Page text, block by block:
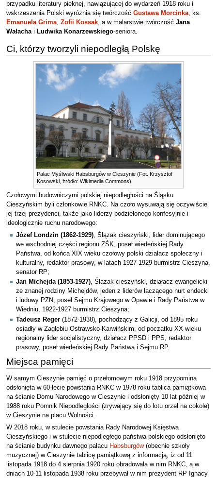
przypadku literatury pięknej, nawiązującej do wydarzeń 1918 roku i
wskrzeszenia Polski wyróżnia się twórczość Gustawa Morcinka, ks.
Emanuela Grima, Zofii Kossak, a w malarstwie twórczość Jana
Wałachai Ludwika Konarzewskiego-seniora.
Ci, którzy tworzyli niepodległą Polskę
Pałac Myśliwski Habsburgów w Cieszynie (Fot. Krzysztof
Kosowski, źródło: Wikimedia Commons)
Czołowymi budowniczymi polskiej niepodległości na Śląsku
Cieszyńskim byli członkowie RNKC. Na czoło wysuwają się oczywiście
jej trzej prezydenci, także jako liderzy podzielonego konfesyjnie i
ideologicznie ruchu narodowego:
Józef Londzin (1862-1929), Ślązak cieszyński, lider dominującego
we wschodniej części regionu ZŚK, poseł wiedeńskiej Rady
Państwa, od końca XIX wieku czołowy polski działacz społeczny i
kulturalny, redaktor prasowy, w latach 1927-1929 burmistrz Cieszyna,
senator RP;
Jan Michejda (1853-1927), Ślązak cieszyński, działacz ewangelicki
ze znanej rodziny Michejdów, jeden z liderów łączącego nurt endecki
i ludowy PZN, poseł Sejmu Krajowego w Opawie i Rady Państwa w
Wiedniu, 1922-1927 burmistrz Cieszyna;
Tadeusz Reger (1872-1938), pochodzący z Galicji, od 1895 roku
osiadły w Zagłębiu Ostrawsko-Karwińskim, od początku XX wieku
regionalny lider socjalistyczny, działacz PPSD i PPS, redaktor
prasowy, poseł wiedeńskiej Rady Państwa i Sejmu RP.
Miejsca pamięci
W samym Cieszynie pamięć o przełomowym roku 1918 przypomina
odsłonięta w 60-lecie powstania RNKC w 1978 roku tablica pamiątkowa
na ścianie Domu Narodowego w Cieszynie i odsłonięty 10 lat później w
1988 roku Pomnik Niepodległości (zrywający się do lotu orzeł na cokole)
w Cieszynie na placu Wolności.
W 2018 roku, w stulecie powstania Rady Narodowej Księstwa
Cieszyńskiego i w stulecie niepodległego państwa polskiego odsłonięto
na ścianie budynku dawnego pałacu Habsburgów(obecnie szkoły
muzycznej) w Cieszynie tablicę pamiątkową z informacją, iż od 11
listopada 1918 do 4 sierpnia 1920 roku obradowała w nim RNKC, a w
dniach 10-11 listopada 1938 roku przebywał w nim prezydent RP Ignacy